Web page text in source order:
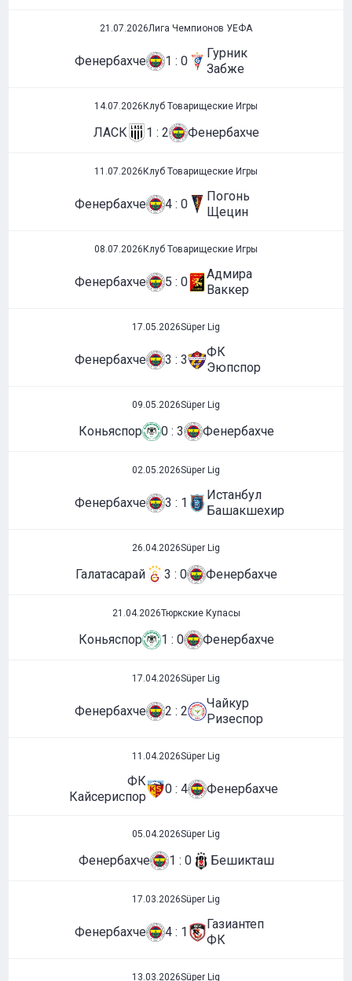
21.07.2026Лига Чемпионов УЕФА
Фенербахче 1 : 0
Гурник
Забже
14.07.2026 Клуб Товарищеские Игры
ЛАСК 1 : 2 Фенербахче
11.07.2026 Клуб Товарищеские Игры
Фенербахче 4 : 0
Погонь
Щецин
08.07.2026 Клуб Товарищеские Игры
Фенербахче 5 : 0
Адмира
Ваккер
17.05.2026Süper Lig
Фенербахче 3 : 3
ФК
Эюпспор
09.05.2026Süper Lig
Коньяспор 0 : 3 Фенербахче
02.05.2026Süper Lig
Фенербахче 3 : 1
Истанбул
Башакшехир
26.04.2026Süper Lig
Галатасарай 3 : 0 Фенербахче
21.04.2026Тюркские Купасы
Коньяспор 1 : 0 Фенербахче
17.04.2026Süper Lig
Фенербахче 2 : 2
Чайкур
Ризеспор
11.04.2026Süper Lig
ФК
Кайсериспор
0 : 4 Фенербахче
05.04.2026Süper Lig
Фенербахче 1 : 0 Бешикташ
17.03.2026Süper Lig
Фенербахче 4 : 1
Газиантеп
ФК
13.03.2026Süper Lig